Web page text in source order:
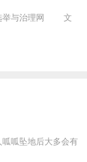
选举与治理网 文
呱坠地后大多会有